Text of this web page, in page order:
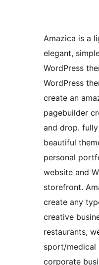
Amazica is a
elegant,
WordPress
WordPress
create an
pagebuilder
and drop.
beautiful
personal
website and
storefront.
create any
creative
restaurants,
sport/medical
corporate